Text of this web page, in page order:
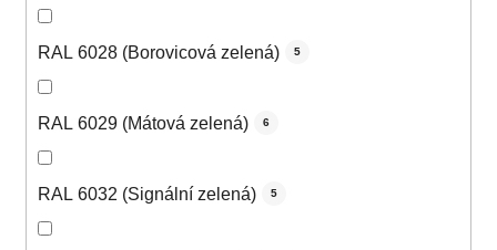
RAL 6028 (Borovicová zelená) 5
RAL 6029 (Mátová zelená) 6
RAL 6032 (Signální zelená) 5